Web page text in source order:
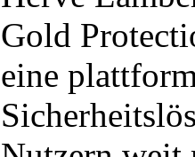
Gold
eine